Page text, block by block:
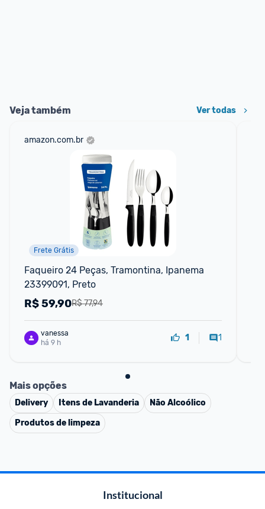
Veja também Ver todas
amazon.com.br
Frete Grátis
Faqueiro 24 Peças, Tramontina, Ipanema
23399091, Preto
R$ 77,94
R$59,90
vanessa
há 9 h
1 1
Mais opções
Delivery Itens de Lavanderia
Não Alcoólico
Produtos de limpeza
Institucional